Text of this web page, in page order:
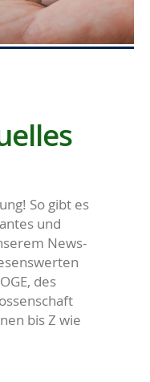
So gibt es
und
News-
des
bis Z wie